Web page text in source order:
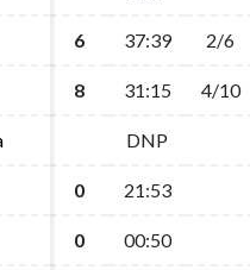
6 37:39 2/6
8 31:15 4/10
DNP
0 21:53
0 00:50
6 37:39 2/6
8 31:15 4/10
DNP
0 21:53
0 00:50